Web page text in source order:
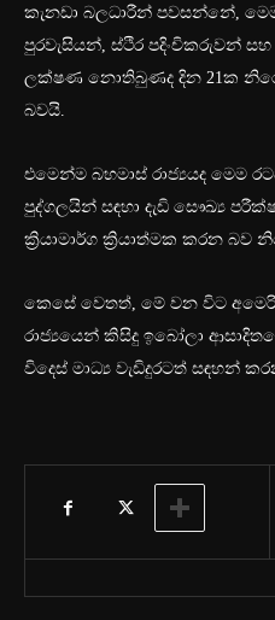
කැනඩා බලධාරීන් පවසන්නේ,
පුරවැසියන්, ස්ථිර පදිංචිකරුවන්
ලක්ෂණ නොතිබුණද දින 21ක
බවයි.
එමෙන්ම බහමාස් රාජ්‍යයද මෙම
පුද්ගලයින් සඳහා දැඩි සෞඛ්‍ය
ක්‍රියාමාර්ග ක්‍රියාත්මක කරන බව
කෙසේ වෙතත්, මේ වන විට
රාජ්‍යයෙන් කිසිදු ඉබෝලා
විදෙස් මාධ්‍ය වැඩිදුරටත් සඳහන්